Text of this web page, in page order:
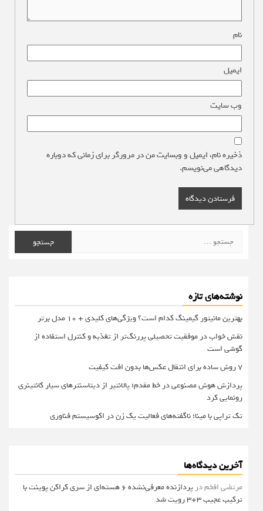
نام
ایمیل
وب‌ سایت
ذخیره نام، ایمیل و وبسایت من در مرورگر برای زمانی که دوباره
دیدگاهی می‌نویسم.
برای:
نوشته‌های تازه
بهترین مانیتور گیمینگ کدام است؟ ویژگی‌های کلیدی + 10 مدل برتر
نقش خواب در موفقیت تحصیلی پررنگ‌تر از تغذیه و کنترل استفاده از
گوشی است
۷ روش ساده برای انتقال عکس‌ها بدون افت کیفیت
پردازش هوش مصنوعی در خط مقدم؛ پالانتیر از دیتاسنترهای سیار کانتینری
رونمایی کرد
تک تراپی با مینا؛ ناگفته‌های فعالیت یک زن در اکوسیستم فناوری
آخرین دیدگاه‌ها
مرتضی افخمدر
پردازنده معرفی‌نشده 6 هسته‌ای از سری کراکن پوینت با
ترکیب عجیب 3+3 رویت شد